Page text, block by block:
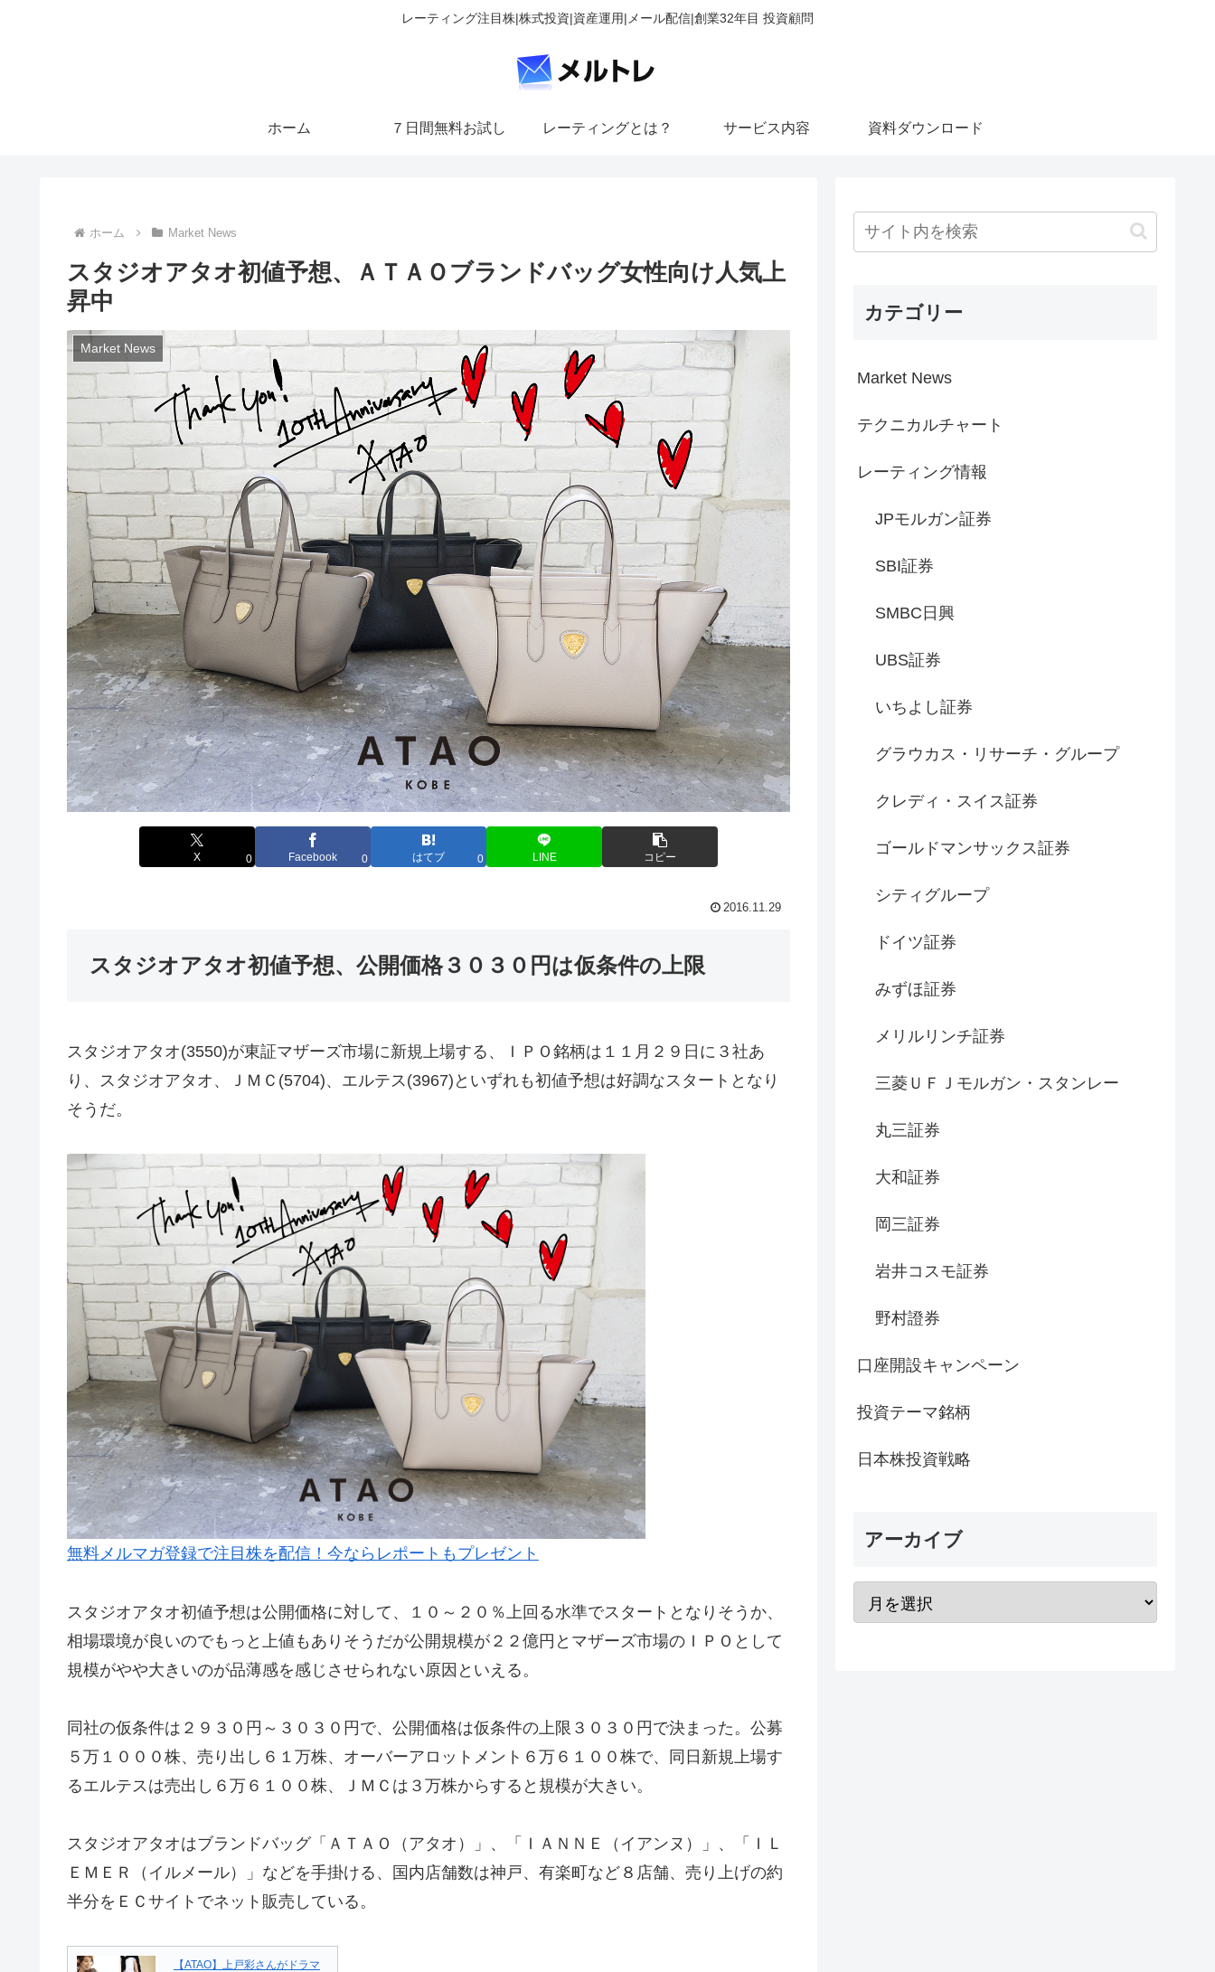
レーティング注目株|株式投資|資産運用|メール配信|創業32年目 投資顧問
ホーム ７日間無料お試し レーティングとは？ サービス内容 資料ダウンロード
ホーム Market News
スタジオアタオ初値予想、ＡＴＡＯブランドバッグ女性向け人気上
昇中
Market News
X 0 Facebook 0 はてブ 0 LINE コピー
2016.11.29
スタジオアタオ初値予想、公開価格３０３０円は仮条件の上限
スタジオアタオ(3550)が東証マザーズ市場に新規上場する、ＩＰＯ銘柄は１１月２９日に３社あ
り、スタジオアタオ、ＪＭＣ(5704)、エルテス(3967)といずれも初値予想は好調なスタートとなり
そうだ。
無料メルマガ登録で注目株を配信！今ならレポートもプレゼント
スタジオアタオ初値予想は公開価格に対して、１０～２０％上回る水準でスタートとなりそうか、
相場環境が良いのでもっと上値もありそうだが公開規模が２２億円とマザーズ市場のＩＰＯとして
規模がやや大きいのが品薄感を感じさせられない原因といえる。
同社の仮条件は２９３０円～３０３０円で、公開価格は仮条件の上限３０３０円で決まった。公募
５万１０００株、売り出し６１万株、オーバーアロットメント６万６１００株で、同日新規上場す
るエルテスは売出し６万６１００株、ＪＭＣは３万株からすると規模が大きい。
スタジオアタオはブランドバッグ「ＡＴＡＯ（アタオ）」、「ＩＡＮＮＥ（イアンヌ）」、「ＩＬ
ＥＭＥＲ（イルメール）」などを手掛ける、国内店舗数は神戸、有楽町など８店舗、売り上げの約
半分をＥＣサイトでネット販売している。
【ATAO】上戸彩さんがドラマ
カテゴリー
Market News
テクニカルチャート
レーティング情報
JPモルガン証券
SBI証券
SMBC日興
UBS証券
いちよし証券
グラウカス・リサーチ・グループ
クレディ・スイス証券
ゴールドマンサックス証券
シティグループ
ドイツ証券
みずほ証券
メリルリンチ証券
三菱ＵＦＪモルガン・スタンレー
丸三証券
大和証券
岡三証券
岩井コスモ証券
野村證券
口座開設キャンペーン
投資テーマ銘柄
日本株投資戦略
アーカイブ